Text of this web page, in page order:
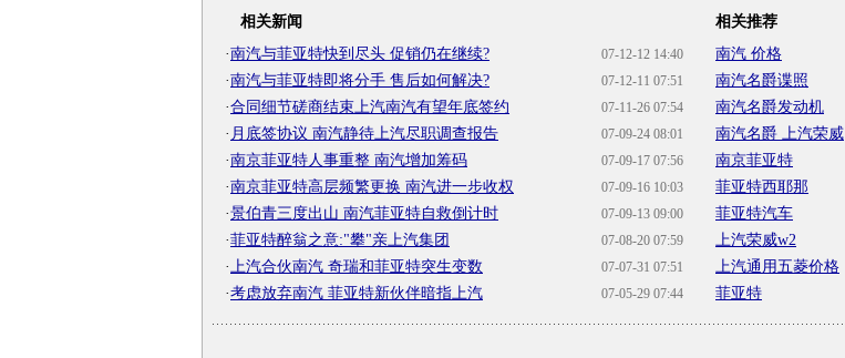
相关新闻
07-12-12 14:40
·南汽与菲亚特快到尽头 促销仍在继续?
07-12-11 07:51
·南汽与菲亚特即将分手 售后如何解决?
07-11-26 07:54
·合同细节磋商结束上汽南汽有望年底签约
07-09-24 08:01
· 月底签协议 南汽静待上汽尽职调查报告
07-09-17 07:56
·南京菲亚特人事重整 南汽增加筹码
07-09-16 10:03
·南京菲亚特高层频繁更换 南汽进一步收权
07-09-13 09:00
·景伯青三度出山 南汽菲亚特自救倒计时
07-08-20 07:59
·菲亚特醉翁之意:"攀"亲上汽集团
07-07-31 07:51
·上汽合伙南汽 奇瑞和菲亚特突生变数
07-05-29 07:44
·考虑放弃南汽 菲亚特新伙伴暗指上汽
相关推荐
南汽 价格
南汽名爵谍照
南汽名爵发动机
南汽名爵 上汽荣威
南京菲亚特
菲亚特西耶那
菲亚特汽车
上汽荣威w2
上汽通用五菱价格
菲亚特